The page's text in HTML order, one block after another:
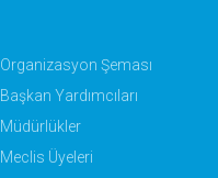
Organizasyon Şeması
Başkan Yardımcıları
Müdürlükler
Meclis Üyeleri